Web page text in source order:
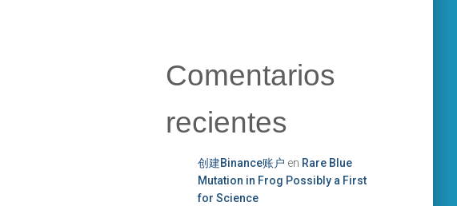
Comentarios
recientes
创建Binance账户 en Rare Blue
Mutation in Frog Possibly a First
for Science